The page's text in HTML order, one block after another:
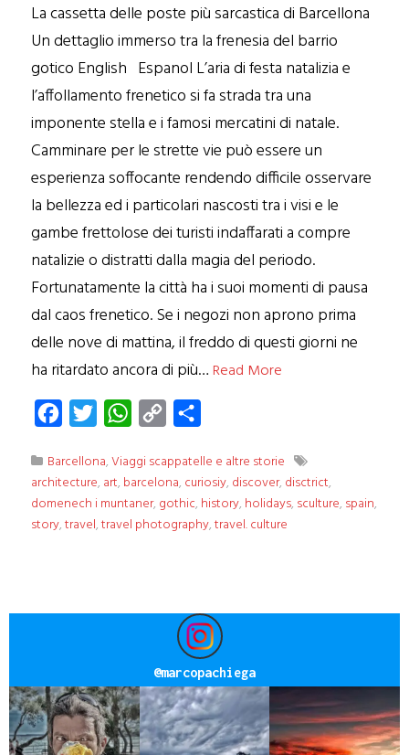
La cassetta delle poste più sarcastica di Barcellona
Un dettaglio immerso tra la frenesia del barrio
gotico English Espanol L’aria di festa natalizia e
l’affollamento frenetico si fa strada tra una
imponente stella e i famosi mercatini di natale.
Camminare per le strette vie può essere un
esperienza soffocante rendendo difficile osservare
la bellezza ed i particolari nascosti tra i visi e le
gambe frettolose dei turisti indaffarati a compre
natalizie o distratti dalla magia del periodo.
Fortunatamente la città ha i suoi momenti di pausa
dal caos frenetico. Se i negozi non aprono prima
delle nove di mattina, il freddo di questi giorni ne
ha ritardato ancora di più… Read More
Facebook
Twitter WhatsApp
Copy
Barcellona,Viaggi scappatelle e altre storie
architecture, art, barcelona, curiosiy, discover, disctrict,
domenech i muntaner, gothic, history, holidays, sculture, spain,
story,travel,travel photography,travel. culture
@marcopachiega